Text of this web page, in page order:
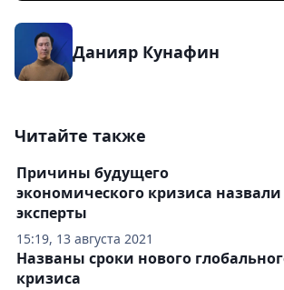
Данияр Кунафин
Читайте также
15:19, 13 августа 2021
Причины будущего
экономического кризиса назвали
эксперты
Названы сроки нового
кризиса